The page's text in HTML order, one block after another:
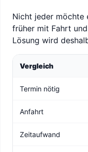
Nicht jeder möchte
früher mit Fahrt
Lösung wird
Vergleich
Termin nötig
Anfahrt
Zeitaufwand